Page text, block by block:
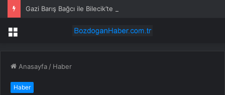
Gazi Barış Bağcı ile Bilecik’te Buluşma
Menü
Anasayfa / Haber
Haber